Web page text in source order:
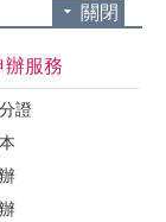
關閉
辦服務
證